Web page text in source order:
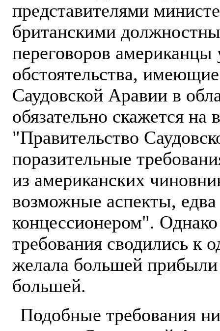
представителями
британскими
переговоров
обстоятельства,
Саудовской Аравии в
обязательно скажется
"Правительство
поразительные
из американских
возможные аспекты,
концессионером".
требования сводились к
желала большей
большей.
Подобные требования